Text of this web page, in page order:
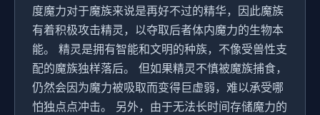
度魔力对于魔族来说是再好不过的精华，因此魔族
有着积极攻击精灵，以夺取后者体内魔力的生物本
能。 精灵是拥有智能和文明的种族，不像受兽性支
配的魔族独样落后。 但如果精灵不慎被魔族捕食，
仍然会因为魔力被吸取而变得巨虚弱，难以承受哪
怕独点点冲击。 另外，由于无法长时间存储魔力的